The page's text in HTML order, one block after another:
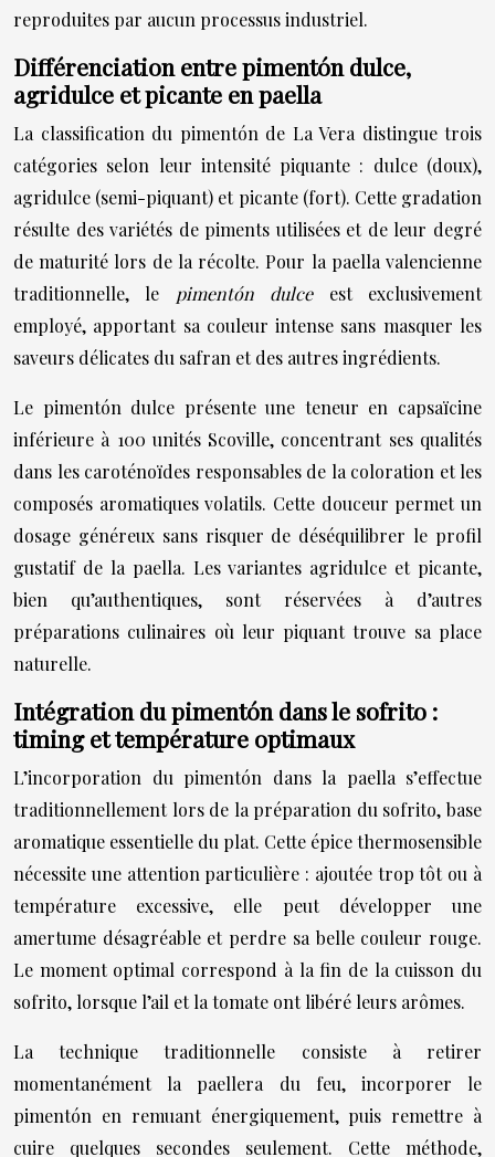
reproduites par aucun processus industriel.
Différenciation entre pimentón dulce,
agridulce et picante en paella
La classification du pimentón de La Vera distingue trois
catégories selon leur intensité piquante : dulce (doux),
agridulce (semi-piquant) et picante (fort). Cette gradation
résulte des variétés de piments utilisées et de leur degré
de maturité lors de la récolte. Pour la paella valencienne
traditionnelle, le
pimentón dulce est exclusivement
employé, apportant sa couleur intense sans masquer les
saveurs délicates du safran et des autres ingrédients.
Le pimentón dulce présente une teneur en capsaïcine
inférieure à 100 unités Scoville, concentrant ses qualités
dans les caroténoïdes responsables de la coloration et les
composés aromatiques volatils. Cette douceur permet un
dosage généreux sans risquer de déséquilibrer le profil
gustatif de la paella. Les variantes agridulce et picante,
bien qu’authentiques, sont réservées à d’autres
préparations culinaires où leur piquant trouve sa place
naturelle.
Intégration du pimentón dans le sofrito :
timing et température optimaux
L’incorporation du pimentón dans la paella s’effectue
traditionnellement lors de la préparation du sofrito, base
aromatique essentielle du plat. Cette épice thermosensible
nécessite une attention particulière : ajoutée trop tôt ou à
température excessive, elle peut développer une
amertume désagréable et perdre sa belle couleur rouge.
Le moment optimal correspond à la fin de la cuisson du
sofrito, lorsque l’ail et la tomate ont libéré leurs arômes.
La technique traditionnelle consiste à retirer
momentanément la paellera du feu, incorporer le
pimentón en remuant énergiquement, puis remettre à
cuire quelques secondes seulement. Cette méthode,